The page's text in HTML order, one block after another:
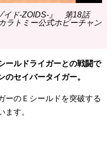
イド-ZOIDS-』 第18話
ラトミー公式ホビーチャン
ールドライガーとの戦闘で
のセイバータイガー。
のＥシールドを突破する
ます。